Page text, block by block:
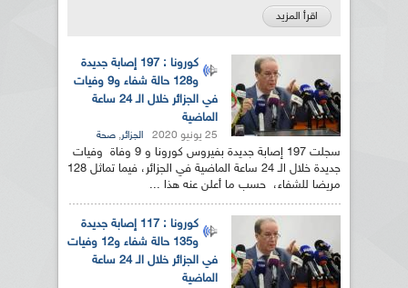
اقرأ المزيد
كورونا : 197 إصابة جديدة
و128 حالة شفاء و9 وفيات
في الجزائر خلال الـ 24 ساعة
الماضية
25 يونيو 2020 الجزائر, صحة
سجلت 197 إصابة جديدة بفيروس كورونا و 9 وفاة وفيات
جديدة خلال الـ 24 ساعة الماضية في الجزائر، فيما تماثل 128
مريضا للشفاء، حسب ما أعلن عنه هذا ...
كورونا : 117 إصابة جديدة
و135 حالة شفاء و12 وفيات
في الجزائر خلال الـ 24 ساعة
الماضية